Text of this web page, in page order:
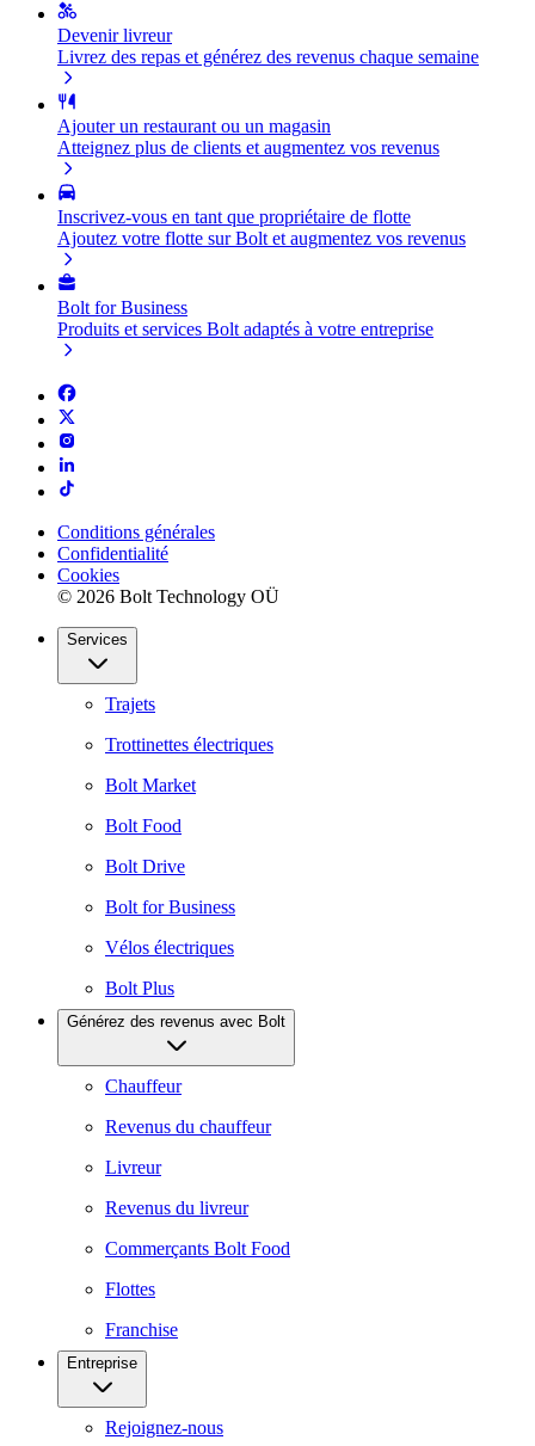
Devenir livreur
Livrez des repas et générez des revenus chaque semaine
Ajouter un restaurant ou un magasin
Atteignez plus de clients et augmentez vos revenus
Inscrivez-vous en tant que propriétaire de flotte
Ajoutez votre flotte sur Bolt et augmentez vos revenus
Bolt for Business
Produits et services Bolt adaptés à votre entreprise
Conditions générales
Confidentialité
Cookies
© 2026 Bolt Technology OÜ
Services
Trajets
Trottinettes électriques
Bolt Market
Bolt Food
Bolt Drive
Bolt for Business
Vélos électriques
Bolt Plus
Générez des revenus avec Bolt
Chauffeur
Revenus du chauffeur
Livreur
Revenus du livreur
Commerçants Bolt Food
Flottes
Franchise
Entreprise
Rejoignez-nous